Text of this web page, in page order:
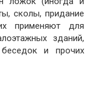
сколы, придание
применяют для
зданий,
беседок и прочих